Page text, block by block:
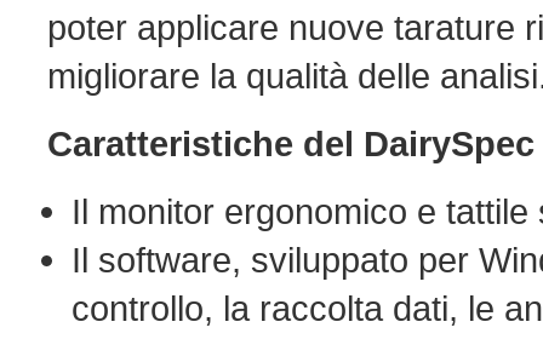
poter applicare nuove tarature
migliorare la qualità delle
Caratteristiche del DairySpec
Il monitor ergonomico e
Il software, sviluppato per
controllo, la raccolta dati, le